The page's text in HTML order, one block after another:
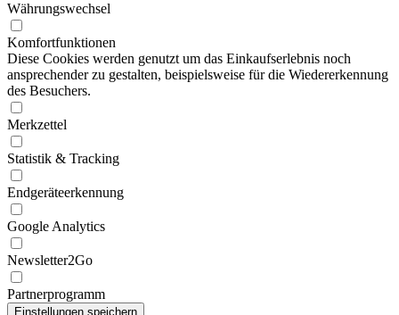
Währungswechsel
Komfortfunktionen
Diese Cookies werden genutzt um das Einkaufserlebnis noch
ansprechender zu gestalten, beispielsweise für die Wiedererkennung
des Besuchers.
Merkzettel
Statistik & Tracking
Endgeräteerkennung
Google Analytics
Newsletter2Go
Partnerprogramm